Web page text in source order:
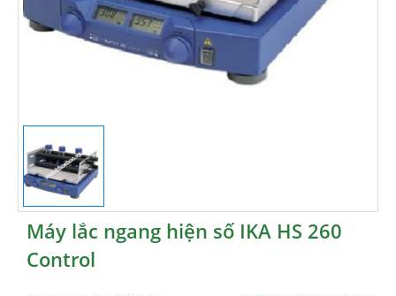
Máy lắc ngang hiện số IKA HS 260
Control